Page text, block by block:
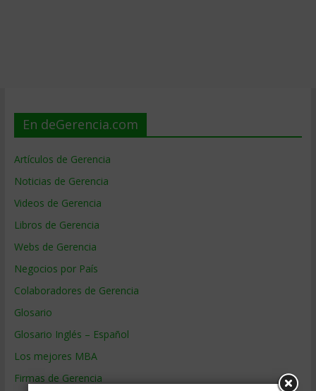
En deGerencia.com
Artículos de Gerencia
Noticias de Gerencia
Videos de Gerencia
Libros de Gerencia
Webs de Gerencia
Negocios por País
Colaboradores de Gerencia
Glosario
Glosario Inglés – Español
Los mejores MBA
Firmas de Gerencia